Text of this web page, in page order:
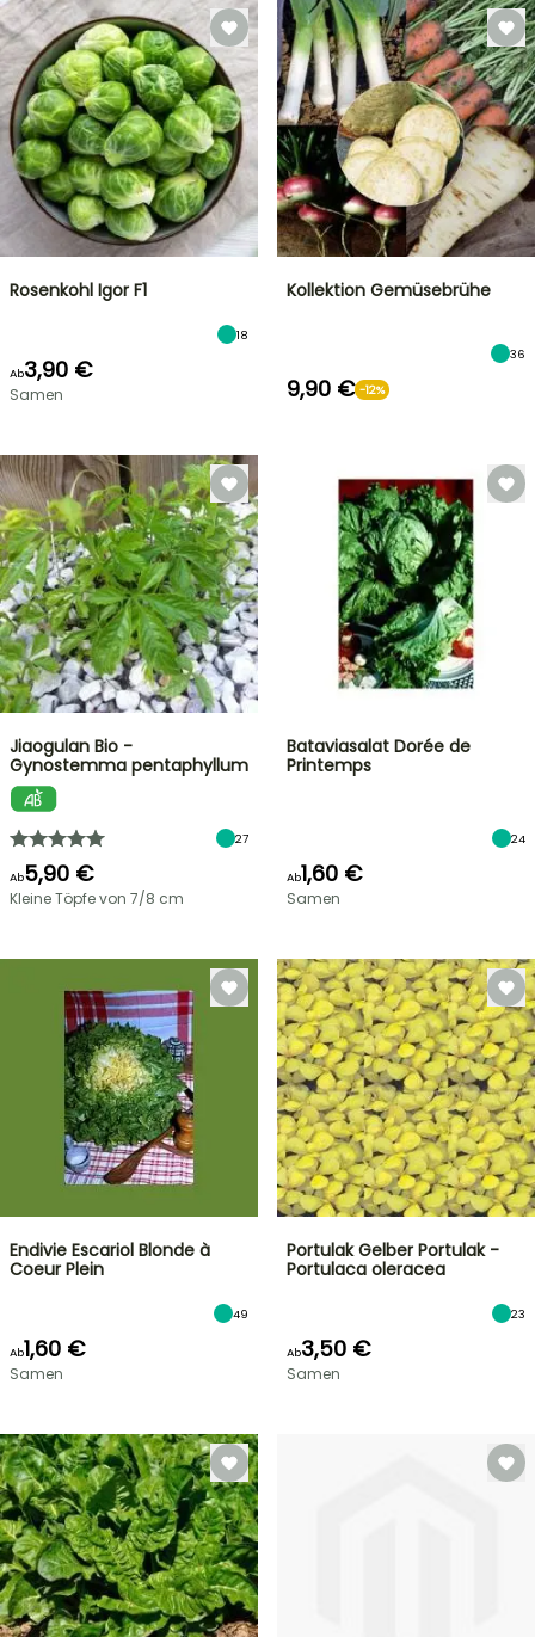
Rosenkohl Igor F1
18
Ab3,90 €
Samen
Kollektion Gemüsebrühe
36
9,90 € -12%
Jiaogulan Bio -
Gynostemma pentaphyllum
27
Ab5,90 €
Kleine Töpfe von 7/8 cm
Bataviasalat Dorée de
Printemps
24
Ab1,60 €
Samen
Endivie Escariol Blonde à
Coeur Plein
49
Ab1,60 €
Samen
Portulak Gelber Portulak -
Portulaca oleracea
23
Ab3,50 €
Samen